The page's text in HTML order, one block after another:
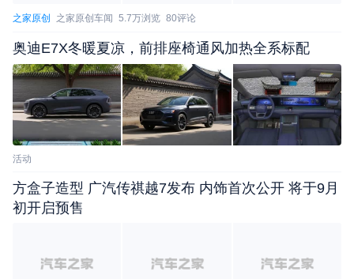
新更方便。
之家原创 之家原创车闻 5.7万浏览 80评论
奥迪E7X冬暖夏凉，前排座椅通风加热全系标配
活动
方盒子造型 广汽传祺越7发布 内饰首次公开 将于9月
初开启预售